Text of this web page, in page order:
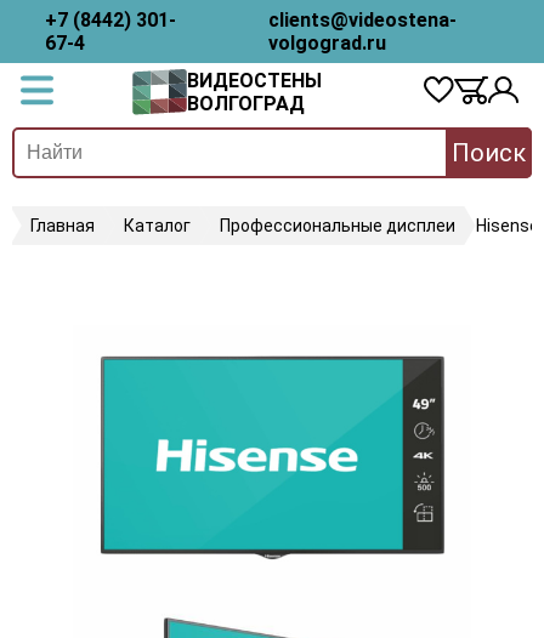
+7 (8442) 301-
67-4
clients@videostena-
volgograd.ru
ВИДЕОСТЕНЫ
ВОЛГОГРАД
Поиск
Главная Каталог Профессиональные дисплеи Hisense